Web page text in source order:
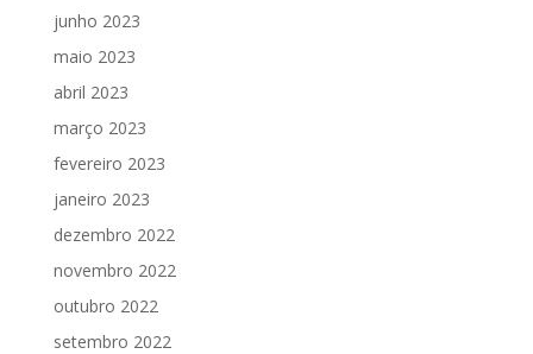
junho 2023
maio 2023
abril 2023
março 2023
fevereiro 2023
janeiro 2023
dezembro 2022
novembro 2022
outubro 2022
setembro 2022